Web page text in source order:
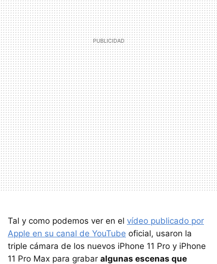
Tal y como podemos ver en el vídeo publicado por
Apple en su canal de YouTube oficial, usaron la
triple cámara de los nuevos iPhone 11 Pro y iPhone
11 Pro Max para grabar algunas escenas que